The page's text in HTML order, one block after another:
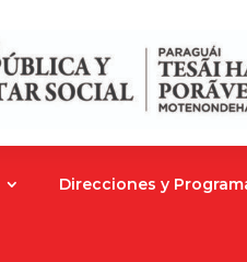
Direcciones y